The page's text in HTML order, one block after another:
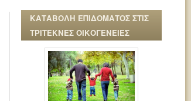
ΚΑΤΑΒΟΛΗ ΕΠΙΔΟΜΑΤΟΣ ΣΤΙΣ
ΤΡΙΤΕΚΝΕΣ ΟΙΚΟΓΕΝΕΙΕΣ